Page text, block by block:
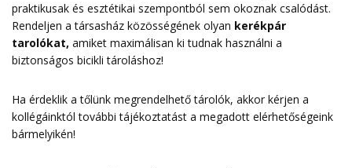
praktikusak és esztétikai szempontból sem okoznak csalódást.
Rendeljen a társasház közösségének olyan kerékpár
tarolókat, amiket maximálisan ki tudnak használni a
biztonságos bicikli tároláshoz!
Ha érdeklik a tőlünk megrendelhető tárolók, akkor kérjen a
kollégáinktól további tájékoztatást a megadott elérhetőségeink
bármelyikén!